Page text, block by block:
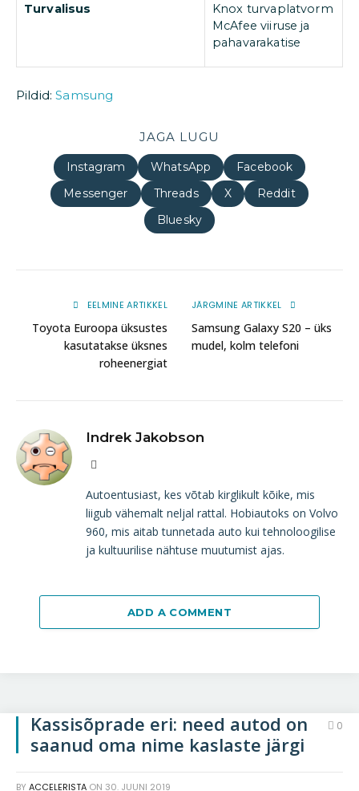
Turvalisus
Knox turvaplatvorm
McAfee viiruse ja
pahavarakatise
Pildid:Samsung
JAGA LUGU
Instagram WhatsApp
Facebook
Messenger
Threads X
Reddit
Bluesky
EELMINE ARTIKKEL
Toyota Euroopa üksustes
kasutatakse üksnes
roheenergiat
JÄRGMINE ARTIKKEL
Samsung Galaxy S20 – üks
mudel, kolm telefoni
Indrek Jakobson
Autoentusiast, kes võtab kirglikult kõike, mis
liigub vähemalt neljal rattal. Hobiautoks on Volvo
960, mis aitab tunnetada auto kui tehnoloogilise
ja kultuurilise nähtuse muutumist ajas.
ADD A COMMENT
Kassisõprade eri: need autod on
saanud oma nime kaslaste järgi
0
BY ACCELERISTA ON 30. JUUNI 2019